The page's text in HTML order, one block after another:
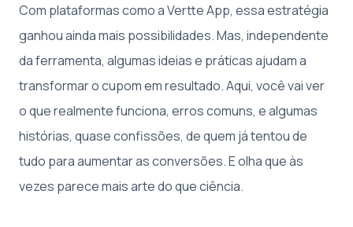
Com plataformas como a Vertte App, essa estratégia
ganhou ainda mais possibilidades. Mas, independente
da ferramenta, algumas ideias e práticas ajudam a
transformar o cupom em resultado. Aqui, você vai ver
o que realmente funciona, erros comuns, e algumas
histórias, quase confissões, de quem já tentou de
tudo para aumentar as conversões. E olha que às
vezes parece mais arte do que ciência.